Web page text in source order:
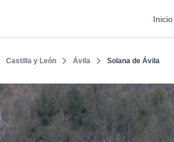
Inicio
Castilla y León Ávila Solana de Ávila